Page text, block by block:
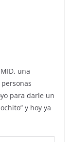
una
para darle un
y hoy ya